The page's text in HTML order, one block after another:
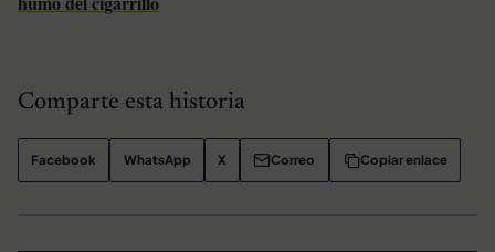
Comparte esta historia
Facebook WhatsApp X Correo Copiar enlace